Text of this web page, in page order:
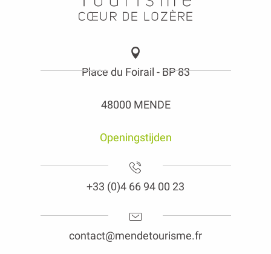
Place du Foirail - BP 83
48000 MENDE
Openingstijden
+33 (0)4 66 94 00 23
contact@mendetourisme.fr